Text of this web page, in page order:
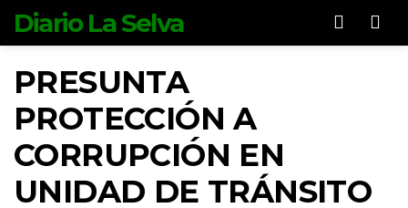
Diario La Selva
PRESUNTA
PROTECCIÓN A
CORRUPCIÓN EN
UNIDAD DE TRÁNSITO